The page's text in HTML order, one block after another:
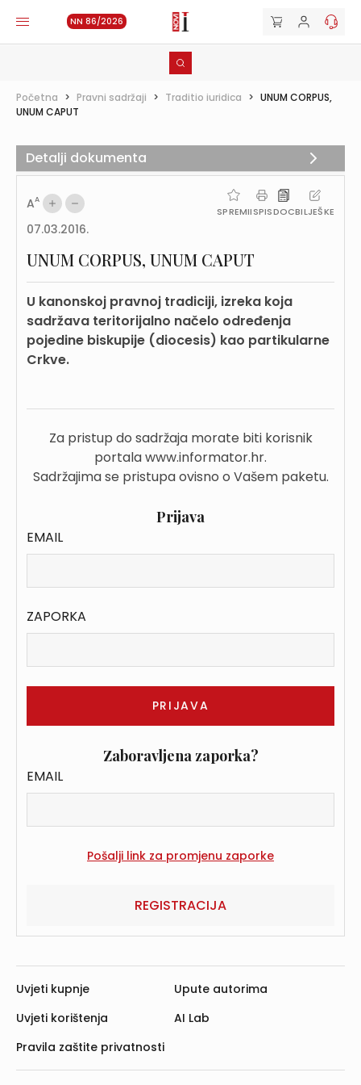
NN 86/2026
Početna > Pravni sadržaji > Traditio iuridica > UNUM CORPUS,
UNUM CAPUT
AA
SPREMIISPISDOCBILJEŠKE
07.03.2016.
UNUM CORPUS, UNUM CAPUT
U kanonskoj pravnoj tradiciji, izreka koja
sadržava teritorijalno načelo određenja
pojedine biskupije (diocesis) kao partikularne
Crkve.
Za pristup do sadržaja morate biti korisnik
portala www.informator.hr.
Sadržajima se pristupa ovisno o Vašem paketu.
Prijava
EMAIL
ZAPORKA
Zaboravljena zaporka?
EMAIL
REGISTRACIJA
Detalji dokumenta
Uvjeti kupnje
Uvjeti korištenja
Pravila zaštite privatnosti
Upute autorima
AI Lab